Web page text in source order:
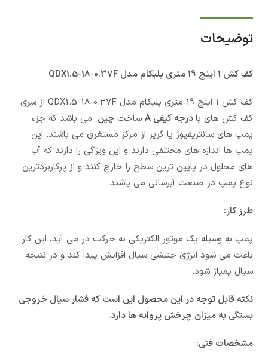
توضیحات
کف کش 1 اینچ 19 متری پلیکام مدل QDX1.5-18-0.37F
کف کش 1 اینچ 19 متری پلیکام مدل QDX1.5-18-0.37F از سری
کف کش های بادرجه کیفی A ساخت چین می باشد که جزء
پمپ های سانتریفیوژ یا گریز از مرکز مستغرق می باشند. این
پمپ ها اندازه های مختلفی دارند و این ویژگی را دارند که آب
های محلول در پایین ترین سطح را خارج کنند و از پرکاربردترین
نوع پمپ در صنعت آبرسانی می باشند.
طرز کار:
پمپ به وسیله یک موتور الکتریکی به حرکت در می آید، این کار
باعث می شود انرژی جنبشی سیال افزایش پیدا کند و در نتیجه
سیال پمپاژ شود.
نکته قابل توجه در این محصول این است که فشار سیال خروجی
بستگی به میزان چرخش پروانه ها دارد.
مشخصات فنی: